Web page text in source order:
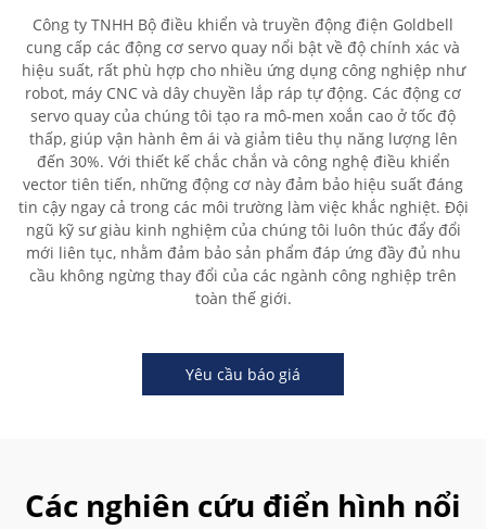
Công ty TNHH Bộ điều khiển và truyền động điện Goldbell
cung cấp các động cơ servo quay nổi bật về độ chính xác và
hiệu suất, rất phù hợp cho nhiều ứng dụng công nghiệp như
robot, máy CNC và dây chuyền lắp ráp tự động. Các động cơ
servo quay của chúng tôi tạo ra mô-men xoắn cao ở tốc độ
thấp, giúp vận hành êm ái và giảm tiêu thụ năng lượng lên
đến 30%. Với thiết kế chắc chắn và công nghệ điều khiển
vector tiên tiến, những động cơ này đảm bảo hiệu suất đáng
tin cậy ngay cả trong các môi trường làm việc khắc nghiệt. Đội
ngũ kỹ sư giàu kinh nghiệm của chúng tôi luôn thúc đẩy đổi
mới liên tục, nhằm đảm bảo sản phẩm đáp ứng đầy đủ nhu
cầu không ngừng thay đổi của các ngành công nghiệp trên
toàn thế giới.
Yêu cầu báo giá
Các nghiên cứu điển hình nổi